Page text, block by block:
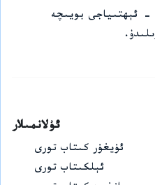
- ئېھتىياجى بويىچە
ئۇلانمىلار
ئۇيغۇر كىتاب تورى
ئېلكىتاب تورى